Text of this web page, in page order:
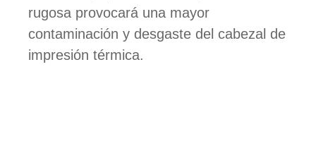
rugosa provocará una mayor
contaminación y desgaste del cabezal de
impresión térmica.